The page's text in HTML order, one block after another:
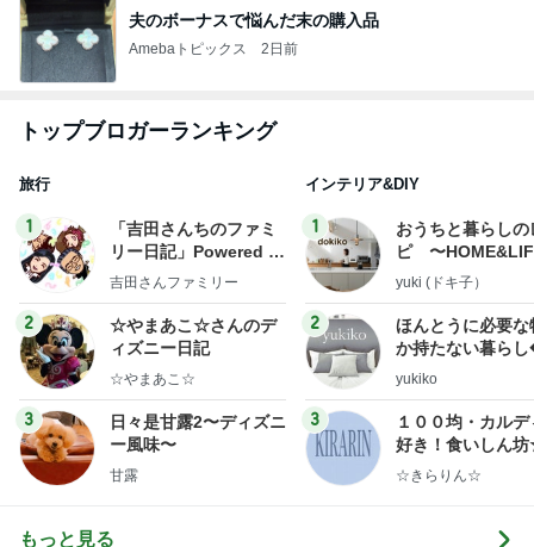
夫のボーナスで悩んだ末の購入品
Amebaトピックス 2日前
トップブロガーランキング
旅行
1
「吉田さんちのファミ
リー日記」Powered b
y Ameba 吉田さんファ
ログ
吉田さんファミリー
2
☆やまあこ☆さんのデ
ィズニー日記
☆やまあこ☆
3
日々是甘露2〜ディズニ
ー風味〜
甘露
インテリア&DIY
1
おうちと暮らしの
ピ 〜
yuki (ドキ子）
2
ほんとうに必要な
か持たない暮ら
ep Life Simple◆
yukiko
3
１００均・カルデ
好き！食いしん
らりん☆のブログ
☆きらりん☆
もっと見る